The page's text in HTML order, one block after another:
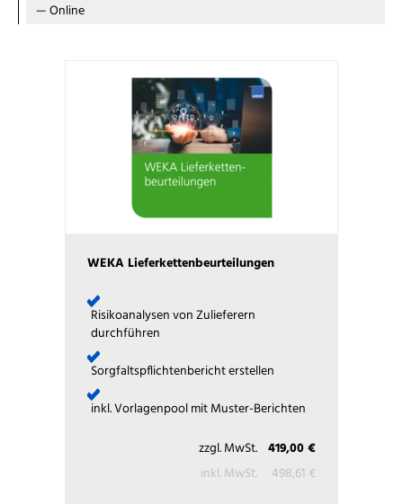
—Online
WEKA Lieferkettenbeurteilungen
Risikoanalysen von Zulieferern
durchführen
Sorgfaltspflichtenbericht erstellen
inkl. Vorlagenpool mit Muster-Berichten
zzgl. MwSt. 419,00 €
inkl. MwSt.
498,61 €